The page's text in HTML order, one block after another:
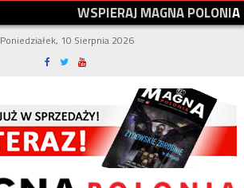
WSPIERAJMAGNAPOLONIA
Poniedziałek, 10 Sierpnia 2026